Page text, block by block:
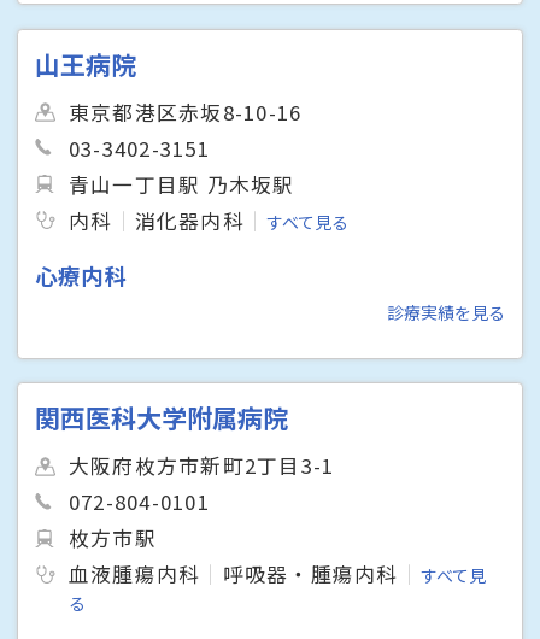
山王病院
東京都港区赤坂8-10-16
03-3402-3151
青山一丁目駅 乃木坂駅
内科
消化器内科 すべて見る
心療内科
診療実績を見る
関西医科大学附属病院
大阪府枚方市新町2丁目3-1
072-804-0101
枚方市駅
血液腫瘍内科
呼吸器・腫瘍内科
すべて見
る